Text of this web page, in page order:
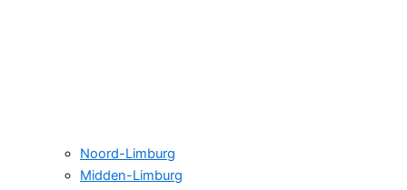
Noord-Limburg
Midden-Limburg